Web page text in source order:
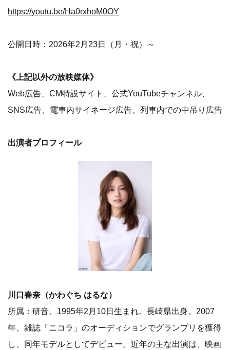
https://youtu.be/Ha0rxhoM0OY
公開日時：2026年2月23日（月・祝）～
《上記以外の放映媒体》
Web広告、CM特設サイト、公式YouTubeチャンネル、
SNS広告、電車内サイネージ広告、列車内での中吊り広告
出演者プロフィール
川口春奈（かわぐち はるな）
所属：研音。1995年2月10日生まれ。長崎県出身。2007
年、雑誌「ニコラ」のオーディションでグランプリを獲得
し、同年モデルとしてデビュー。近年の主な出演は、映画